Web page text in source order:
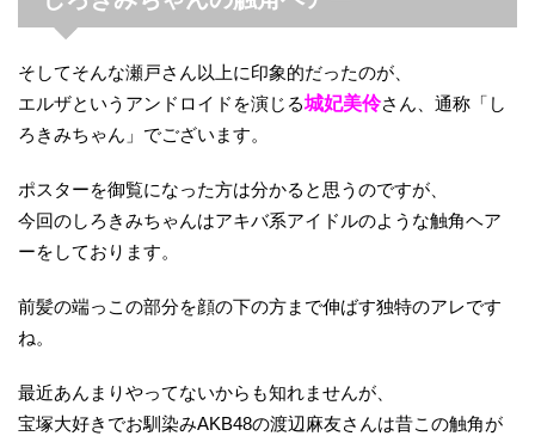
そしてそんな瀬戸さん以上に印象的だったのが、
エルザというアンドロイドを演じる城妃美伶さん、通称「し
ろきみちゃん」でございます。
ポスターを御覧になった方は分かると思うのですが、
今回のしろきみちゃんはアキバ系アイドルのような触角ヘア
ーをしております。
前髪の端っこの部分を顔の下の方まで伸ばす独特のアレです
ね。
最近あんまりやってないからも知れませんが、
宝塚大好きでお馴染みAKB48の渡辺麻友さんは昔この触角が